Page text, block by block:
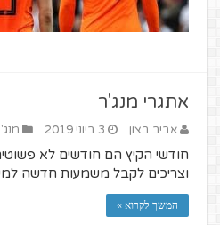
אתגרי מנג'ר
אביב בצון 3 ביוני 2019
חודשי הקיץ הם חודשים לא
וצריכים לקבל משמעות חדשה
המשך לקרוא »